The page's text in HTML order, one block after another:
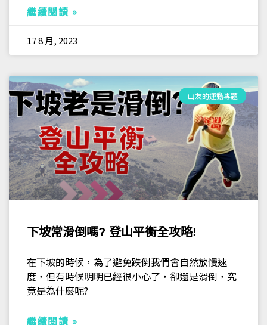
繼續閱讀 »
17 8 月, 2023
山友的運動專題
下坡常滑倒嗎? 登山平衡全攻略!
在下坡的時候，為了避免跌倒我們會自然放慢速
度，但有時候明明已經很小心了，卻還是滑倒，究
竟是為什麼呢?
繼續閱讀 »